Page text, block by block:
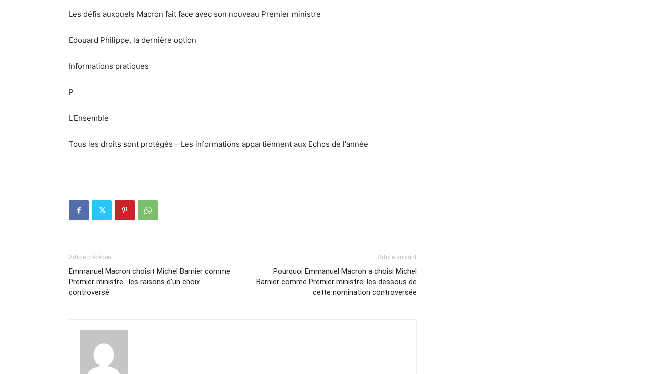
Les défis auxquels Macron fait face avec son nouveau Premier ministre
Edouard Philippe, la dernière option
Informations pratiques
P
L'Ensemble
Tous les droits sont protégés – Les informations appartiennent aux Echos de l'année
Article précédent
Emmanuel Macron choisit Michel Barnier comme
Premier ministre : les raisons d’un choix
controversé
Article suivant
Pourquoi Emmanuel Macron a choisi Michel
Barnier comme Premier ministre: les dessous de
cette nomination controversée